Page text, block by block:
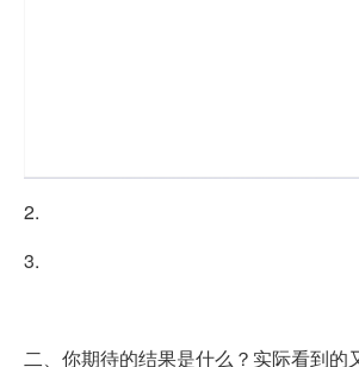
2.
3.
二、你期待的结果是什么？实际看到的